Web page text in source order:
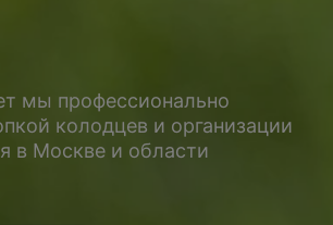
мы профессионально
колодцев и организации
в Москве и области